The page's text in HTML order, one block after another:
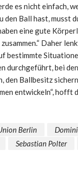
es nicht einfach,
den Ball hast, musst
eine gute
Daher
bestimmte
durchgeführt, bei
den Ballbesitz
entwickeln“, hofft
Berlin
Sebastian Polter